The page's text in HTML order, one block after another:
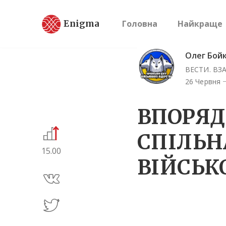
Enigma Головна Найкраще
15.00
Олег
ВЕСТИ.
26 Червня